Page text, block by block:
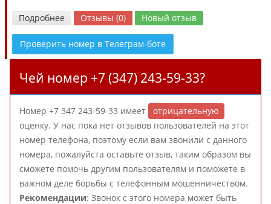
Подробнее Отзывы (0) Новый отзыв
Проверить номер в Телеграм-боте
Чей номер +7 (347) 243-59-33?
Номер +7 347 243-59-33 имеет
отрицательную
оценку. У нас пока нет отзывов пользователей на этот
номер телефона, поэтому если вам звонили с данного
номера, пожалуйста оставьте отзыв, таким образом вы
сможете помочь другим пользователям и поможете в
важном деле борьбы с телефонным мошенничеством.
Рекомендации: Звонок с этого номера может быть